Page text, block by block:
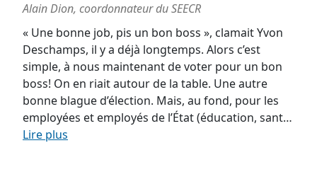
Alain Dion, coordonnateur du SEECR
« Une bonne job, pis un bon boss », clamait Yvon
Deschamps, il y a déjà longtemps. Alors c’est
simple, à nous maintenant de voter pour un bon
boss! On en riait autour de la table. Une autre
bonne blague d’élection. Mais, au fond, pour les
employées et employés de l’État (éducation, sant…
Lire plus